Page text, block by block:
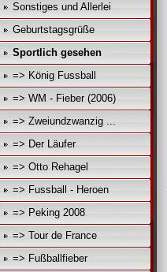
Sonstiges und Allerlei
Geburtstagsgrüße
Sportlich gesehen
=> König Fussball
=> WM - Fieber (2006)
=> Zweiundzwanzig ...
=> Der Läufer
=> Otto Rehagel
=> Fussball - Heroen
=> Peking 2008
=> Tour de France
=> Fußballfieber